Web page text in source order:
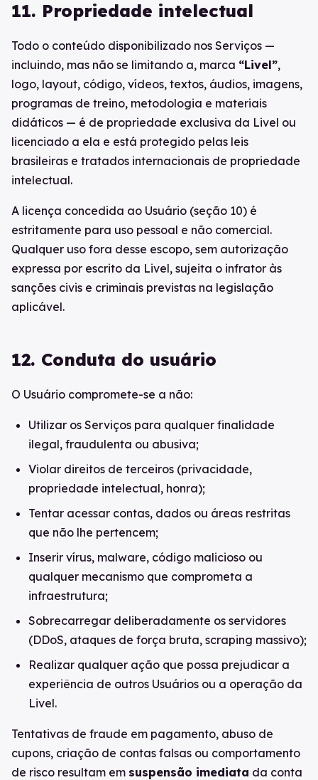
11. Propriedade intelectual
Todo o conteúdo disponibilizado nos Serviços —
incluindo, mas não se limitando a, marca “Livel”,
logo, layout, código, vídeos, textos, áudios, imagens,
programas de treino, metodologia e materiais
didáticos — é de propriedade exclusiva da Livel ou
licenciado a ela e está protegido pelas leis
brasileiras e tratados internacionais de propriedade
intelectual.
A licença concedida ao Usuário (seção 10) é
estritamente para uso pessoal e não comercial.
Qualquer uso fora desse escopo, sem autorização
expressa por escrito da Livel, sujeita o infrator às
sanções civis e criminais previstas na legislação
aplicável.
12. Conduta do usuário
O Usuário compromete-se a não:
Utilizar os Serviços para qualquer finalidade
ilegal, fraudulenta ou abusiva;
Violar direitos de terceiros (privacidade,
propriedade intelectual, honra);
Tentar acessar contas, dados ou áreas restritas
que não lhe pertencem;
Inserir vírus, malware, código malicioso ou
qualquer mecanismo que comprometa a
infraestrutura;
Sobrecarregar deliberadamente os servidores
(DDoS, ataques de força bruta, scraping massivo);
Realizar qualquer ação que possa prejudicar a
experiência de outros Usuários ou a operação da
Livel.
Tentativas de fraude em pagamento, abuso de
cupons, criação de contas falsas ou comportamento
de risco resultam em suspensão imediata da conta